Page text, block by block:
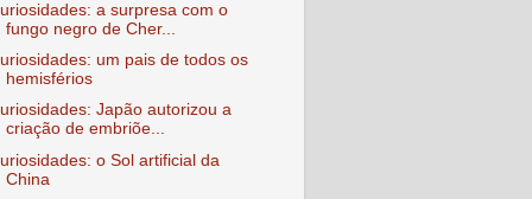
a surpresa com o
fungo negro de Cher...
um pais de todos os
hemisférios
Japão autorizou a
criação de embriõe...
o Sol artificial da
China